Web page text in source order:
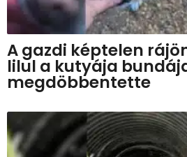
A gazdi képtelen
lilul a kutyája
megdöbbentette